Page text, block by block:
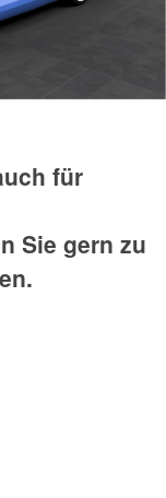
für
Sie gern zu